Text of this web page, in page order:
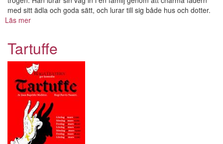
med sitt ädla och goda sätt, och lurar till sig både hus och dotter.
Läs mer
Tartuffe